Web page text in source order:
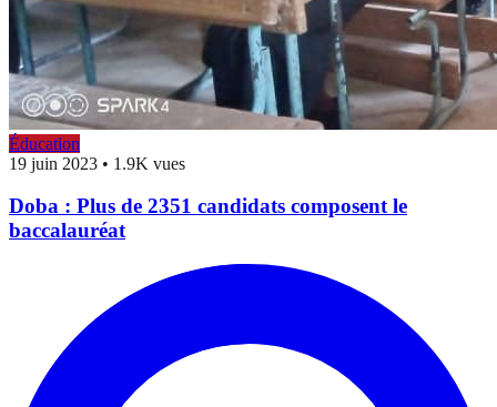
Éducation
19 juin 2023 • 1.9K vues
Doba : Plus de 2351 candidats composent le
baccalauréat